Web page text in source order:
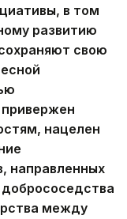
в том
развитию
свою
привержен
нацелен
направленных
между